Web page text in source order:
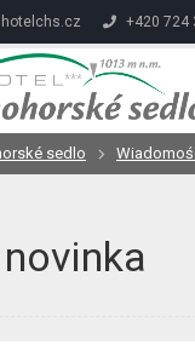
+420 724
sedlo